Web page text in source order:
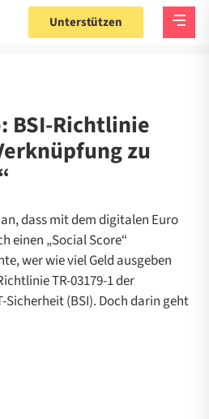
Unterstützen
BSI-Richtlinie
zu
dass mit dem digitalen Euro
einen „Social Score“
wer wie viel Geld ausgeben
TR-03179-1 der
Sicherheit (BSI). Doch darin geht